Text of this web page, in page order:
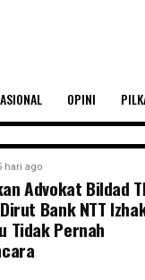
OPINI
di Kabupaten
hari ago
Advokat Bildad
Bank NTT
Tidak Pernah